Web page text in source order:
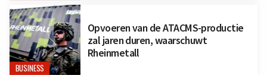
BUSINESS
Opvoeren van de ATACMS-productie
zal jaren duren, waarschuwt
Rheinmetall